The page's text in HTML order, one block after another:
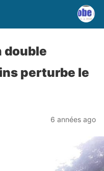
double
perturbe le
6 années ago